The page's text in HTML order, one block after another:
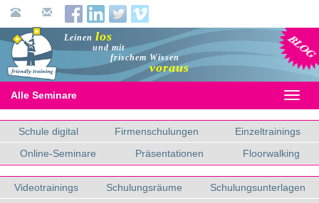
Blog
Leinen los
und mit
frischem Wissen
voraus
Alle Seminare
Schule digital Firmenschulungen
Einzeltrainings
Online-Seminare
Präsentationen Floorwalking
Videotrainings Schulungsräume
Schulungsunterlagen